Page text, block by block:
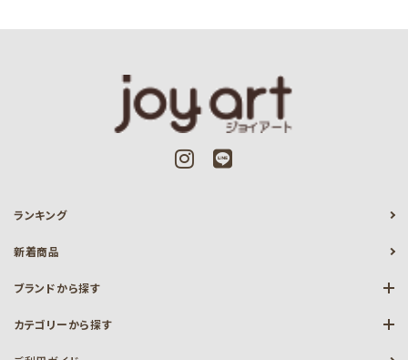
ランキング
新着商品
ブランドから探す
カテゴリーから探す